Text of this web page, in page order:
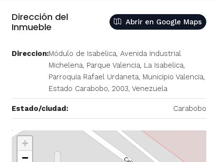
Dirección del
Inmueble
Abrir en Google Maps
Direccion:Módulo de Isabelica, Avenida Industrial
Michelena, Parque Valencia, La Isabelica,
Parroquia Rafael Urdaneta, Municipio Valencia,
Estado Carabobo, 2003, Venezuela
Estado/ciudad: Carabobo
+
−